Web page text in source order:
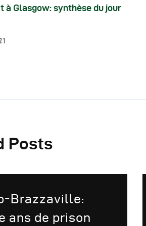
à Glasgow: synthèse du jour
Posts
Brazzaville:
ans de prison